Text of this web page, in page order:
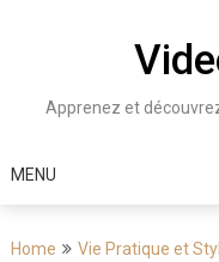
Apprenez et
MENU
Home
Vie Pratique et